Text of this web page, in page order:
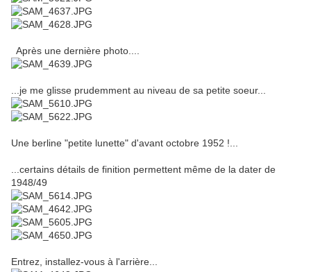
Après une dernière photo....
...je me glisse prudemment au niveau de sa petite soeur...
Une berline "petite lunette" d'avant octobre 1952 !...
...certains détails de finition permettent même de la dater de
1948/49
Entrez, installez-vous à l'arrière...